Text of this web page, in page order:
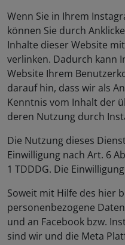
Wenn Sie in Ihrem
können Sie durch
Inhalte dieser Website
verlinken. Dadurch kann
Website Ihrem
darauf hin, dass wir als
Kenntnis vom Inhalt der
deren Nutzung durch
Die Nutzung dieses
Einwilligung nach Art. 6
1 TDDDG. Die
Soweit mit Hilfe des hier
personenbezogene
und an Facebook bzw.
sind wir und die Meta